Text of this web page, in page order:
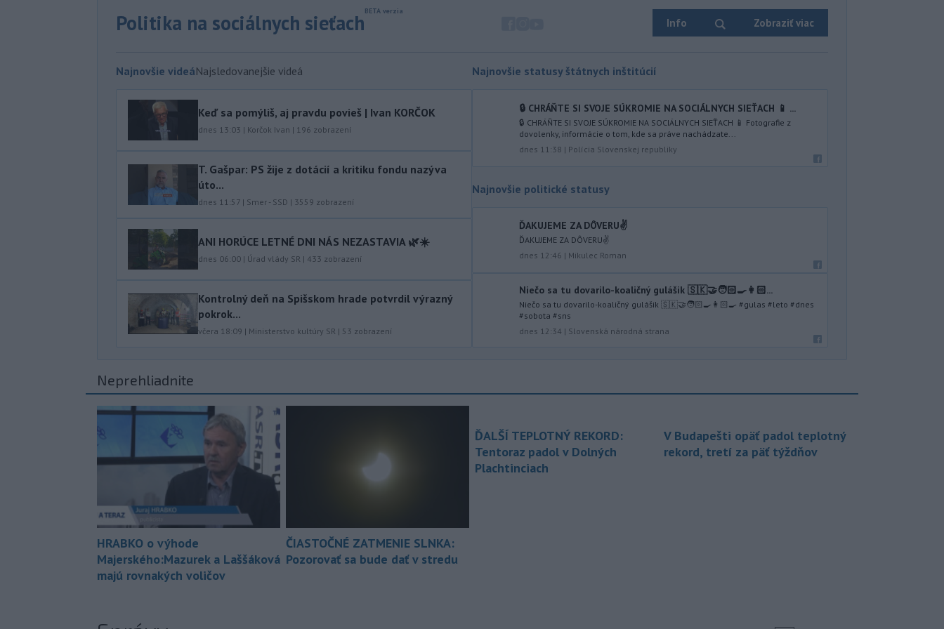
spozorovali päť tiel na mieste, kde
rok zmizli piati horolezci,
uviedli v sobotu tamojšie orgány.
TASR o tom informuje podľa správy
- Senát Spojených štátov v
bol poverený vedením tohto rezortu
od apríla, keď americký prezident
Donald Trump odvolal z funkcie Pam
10:00
Americké ministerstvo
zahraničných vecí v piatok
oznámilo, že vláda prezidenta
zručnosťami pričom digitalizácia,
automatizácia a AI menia obsah
tradičných pozícií a vytvárajú nové
profesie. Účinným riešením na
09:09
potvrdili 241 prípadov nákazy
Politika na sociálnych sieťach Info Zobraziť viac
Najnovšie videáNajsledovanejšie videá
Keď sa pomýliš, aj pravdu povieš | Ivan KORČOK
dnes 13:03 | Korčok Ivan | 196 zobrazení
T. Gašpar: PS žije z dotácií a kritiku fondu nazýva
úto...
dnes 11:57 | Smer - SSD | 3559 zobrazení
ANI HORÚCE LETNÉ DNI NÁS NEZASTAVIA 🌿☀️
dnes 06:00 | Úrad vlády SR | 433 zobrazení
Kontrolný deň na Spišskom hrade potvrdil výrazný
pokrok...
včera 18:09 | Ministerstvo kultúry SR | 53 zobrazení
Najnovšie statusy štátnych inštitúcií
🔒 CHRÁŇTE SI SVOJE SÚKROMIE NA SOCIÁLNYCH SIEŤACH 📱 ...
🔒 CHRÁŇTE SI SVOJE SÚKROMIE NA SOCIÁLNYCH SIEŤACH 📱 Fotografie z
dovolenky, informácie o tom, kde sa práve nachádzate...
dnes 11:38 | Polícia Slovenskej republiky
Najnovšie politické statusy
ĎAKUJEME ZA DÔVERU✌️
ĎAKUJEME ZA DÔVERU✌️
dnes 12:46 | Mikulec Roman
Niečo sa tu dovarilo-koaličný gulášik 🇸🇰🤝🧑🏻‍🍳👩🏻...
Niečo sa tu dovarilo-koaličný gulášik 🇸🇰🤝🧑🏻‍🍳👩🏻‍🍳 #gulas #leto #dnes
#sobota #sns
dnes 12:34 | Slovenská národná strana
Neprehliadnite
HRABKO o výhode
Majerského:Mazurek a Laššáková
majú rovnakých voličov
ČIASTOČNÉ ZATMENIE SLNKA:
Pozorovať sa bude dať v stredu
ĎALŠÍ TEPLOTNÝ REKORD:
Tentoraz padol v Dolných
Plachtinciach
V Budapešti opäť padol teplotný
rekord, tretí za päť týždňov